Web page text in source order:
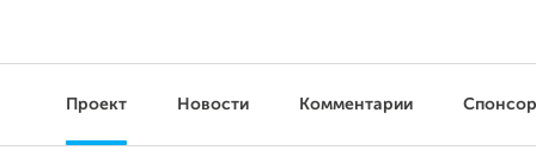
Проект Новости Комментарии